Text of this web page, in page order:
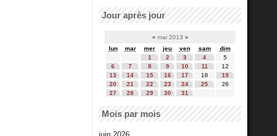
Jour après jour
« mai 2013 »
lun
mar mer jeu ven sam
dim
1
2 3 4
5
6
7 8 9 10 11
12
13
14 15 16 17 18
19
20
21 22 23 24 25
26
27
28 29 30 31
Mois par mois